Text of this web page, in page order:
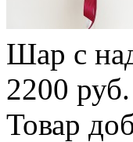
Шар с
2200 руб.
Товар